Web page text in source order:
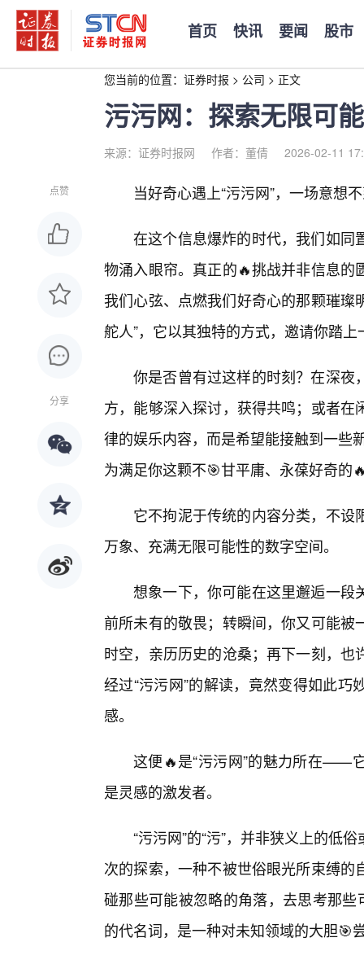
首页 快讯 要闻 股市
您当前的位置： 证券时报 > 公司 > 正文
污污网：探索无限可
来源：证券时报网 作者：董倩 2026-02-11
点赞
分享
当好奇心遇上“污污网”，一场意想
在这个信息爆炸的时代，我们如同
物涌入眼帘。真正的🔥挑战并非信息
我们心弦、点燃我们好奇心的那颗璀璨
舵人”，它以其独特的方式，邀请你踏
你是否曾有过这样的时刻？在深夜
方，能够深入探讨，获得共鸣；或者
律的娱乐内容，而是希望能接触到一些
为满足你这颗不🎯甘平庸、永葆好奇的
它不拘泥于传统的内容分类，不
万象、充满无限可能性的数字空间。
想象一下，你可能在这里邂逅一段
前所未有的敬畏；转瞬间，你又可能
时空，亲历历史的沧桑；再下一刻，
经过“污污网”的解读，竟然变得如此
感。
这便🔥是“污污网”的魅力所在——
是灵感的激发者。
“污污网”的“污”，并非狭义上的低
次的探索，一种不被世俗眼光所束缚
碰那些可能被忽略的角落，去思考那
的代名词，是一种对未知领域的大胆🎯